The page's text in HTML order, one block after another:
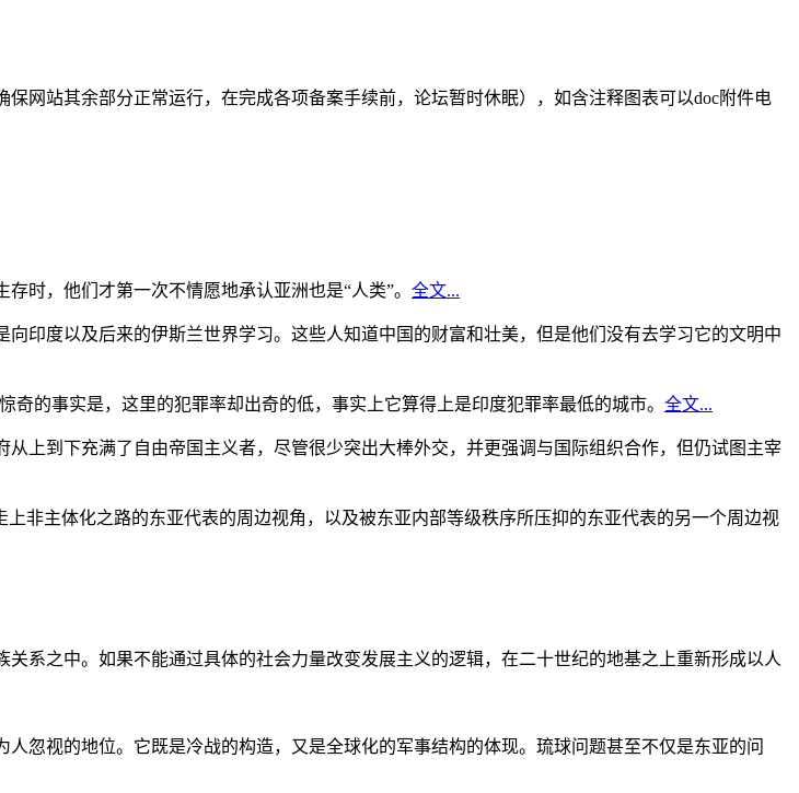
网站其余部分正常运行，在完成各项备案手续前，论坛暂时休眠），如含注释图表可以doc附件电
时，他们才第一次不情愿地承认亚洲也是“人类”。 全文...
印度以及后来的伊斯兰世界学习。这些人知道中国的财富和壮美，但是他们没有去学习它的文明中
的事实是，这里的犯罪率却出奇的低，事实上它算得上是印度犯罪率最低的城市。 全文...
上到下充满了自由帝国主义者，尽管很少突出大棒外交，并更强调与国际组织合作，但仍试图主宰
非主体化之路的东亚代表的周边视角，以及被东亚内部等级秩序所压抑的东亚代表的另一个周边视
系之中。如果不能通过具体的社会力量改变发展主义的逻辑，在二十世纪的地基之上重新形成以人
忽视的地位。它既是冷战的构造，又是全球化的军事结构的体现。琉球问题甚至不仅是东亚的问